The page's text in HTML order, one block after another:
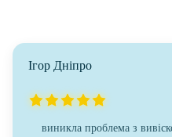
Ігор Дніпро
виникла проблема з